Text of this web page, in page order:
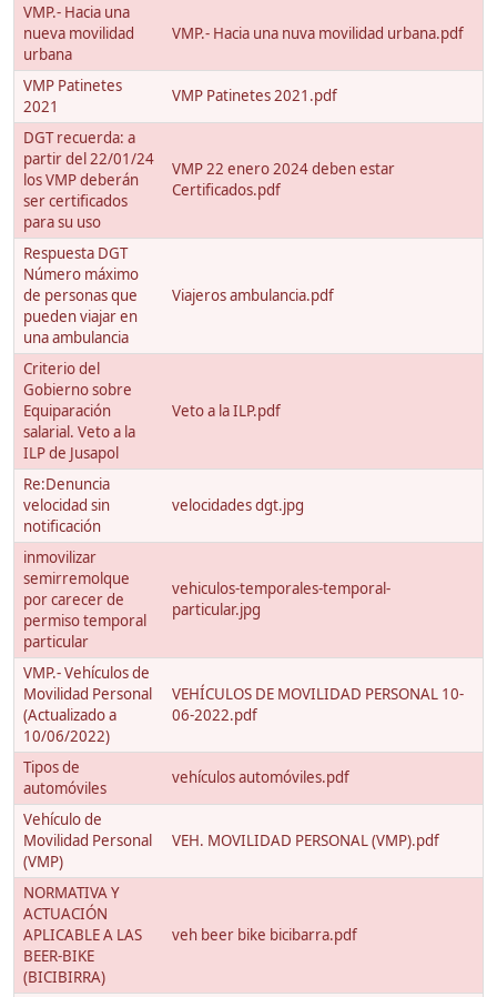
VMP.- Hacia una
nueva movilidad
urbana
VMP.- Hacia una nuva movilidad urbana.pdf
VMP Patinetes
2021
VMP Patinetes 2021.pdf
DGT recuerda: a
partir del 22/01/24
los VMP deberán
ser certificados
para su uso
VMP 22 enero 2024 deben estar
Certificados.pdf
Respuesta DGT
Número máximo
de personas que
pueden viajar en
una ambulancia
Viajeros ambulancia.pdf
Criterio del
Gobierno sobre
Equiparación
salarial. Veto a la
ILP de Jusapol
Veto a la ILP.pdf
Re:Denuncia
velocidad sin
notificación
velocidades dgt.jpg
inmovilizar
semirremolque
por carecer de
permiso temporal
particular
vehiculos-temporales-temporal-
particular.jpg
VMP.- Vehículos de
Movilidad Personal
(Actualizado a
10/06/2022)
VEHÍCULOS DE MOVILIDAD PERSONAL 10-
06-2022.pdf
Tipos de
automóviles
vehículos automóviles.pdf
Vehículo de
Movilidad Personal
(VMP)
VEH. MOVILIDAD PERSONAL (VMP).pdf
NORMATIVA Y
ACTUACIÓN
APLICABLE A LAS
BEER-BIKE
(BICIBIRRA)
veh beer bike bicibarra.pdf